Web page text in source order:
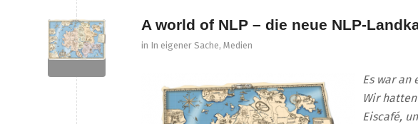
A world of NLP – die neue NLP-
in In eigener Sache, Medien
Es war an
Wir
Eiscafé,